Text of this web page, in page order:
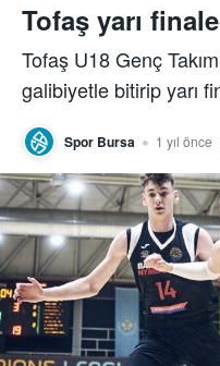
Tofaş yarı finale
Tofaş U18 Genç
galibiyetle bitirip yarı
Spor Bursa 1 yıl önce